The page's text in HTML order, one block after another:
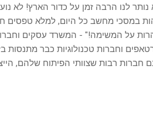
נותר לנו הרבה זמן על כדור הארץ! לא
במסכי מחשב כל היום, למלא טפסים
על המשימה!" - המשרד עסקים
חברות רבות שצוותי הפיתוח שלהם,
שכולנו הפכנו למומחים בשימוש בזום